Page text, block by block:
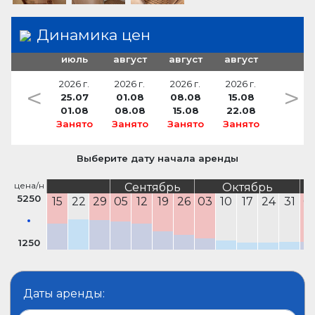
Динамика цен
июль
2026 г.
25.07
01.08
Занято
август
2026 г.
01.08
08.08
Занято
август
2026 г.
08.08
15.08
Занято
август
2026 г.
15.08
22.08
Занято
< >
Выберите дату начала аренды
цена/н
5250
1250
Сентябрь
Октябрь
15
22 29 05 12 19 26 03 10 17 24 31
Даты аренды: